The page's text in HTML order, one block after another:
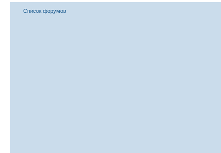
Список форумов